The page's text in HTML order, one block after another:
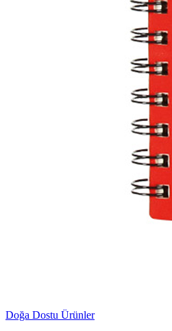
Doğa Dostu Ürünler